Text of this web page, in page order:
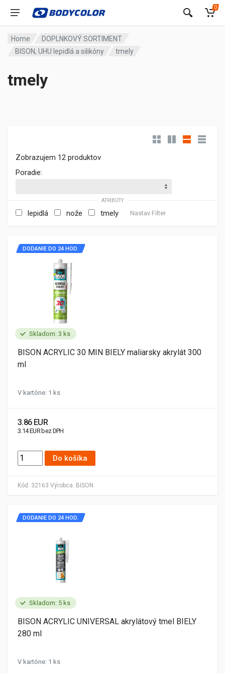
0
Home
DOPLNKOVÝ SORTIMENT
BISON, UHU lepidlá a silikóny
tmely
tmely
Zobrazujem 12 produktov
Poradie:
ATRIBÚTY
lepidlá nože tmely Nastav Filter
Skladom: 3 ks
Kód: 32163 Výrobca: BISON
DODANIE DO 24 HOD.
BISON ACRYLIC 30 MIN BIELY maliarsky akrylát 300
ml
V kartóne: 1 ks
3.86 EUR
3.14 EUR bez DPH
Do košíka
Skladom: 5 ks
DODANIE DO 24 HOD.
BISON ACRYLIC UNIVERSAL akrylátový tmel BIELY
280 ml
V kartóne: 1 ks